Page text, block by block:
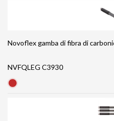
Novoflex gamba di fibra di
NVFQLEG C3930